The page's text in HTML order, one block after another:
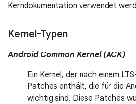
Kerndokumentation verwendet
Kernel-Typen
Android Common Kernel (ACK)
Ein Kernel, der nach einem
Patches enthält, die für die
wichtig sind. Diese Patches